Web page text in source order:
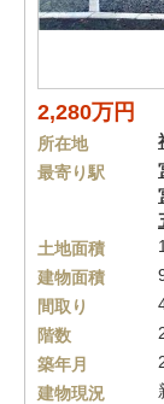
2,280万円
所在地
最寄り駅
土地面積
建物面積
間取り
階数
築年月
建物現況